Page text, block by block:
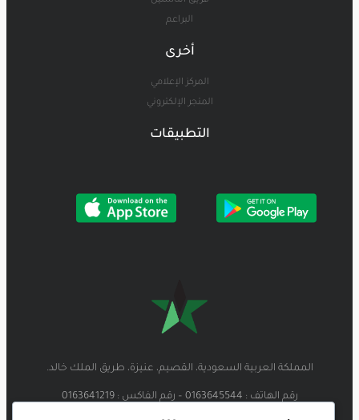
البراعم
أخرى
المركز الإعلامي
المتجر الإلكتروني
التطبيقات
المملكة العربية السعودية، القصيم، عنيزة، طريق الملك خالد.
رقم الهاتف : 0163645544 – رقم الفاكس : 0163641219